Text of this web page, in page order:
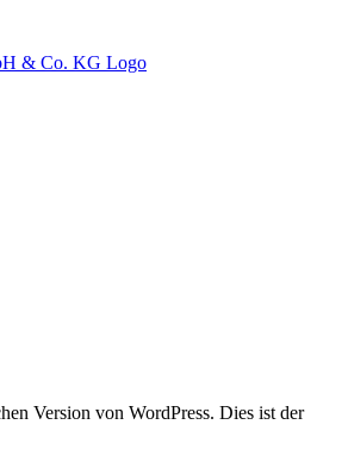
Version von WordPress. Dies ist der